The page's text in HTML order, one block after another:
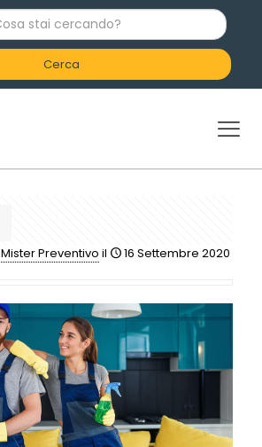
Mister Preventivo il 16 Settembre 2020